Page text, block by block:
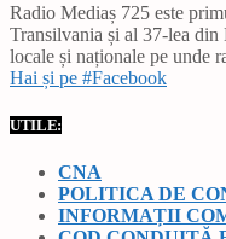
Radio Mediaș 725 este
Transilvania și al 37-lea
locale și naționale pe unde
Hai și pe #Facebook
UTILE:
CNA
POLITICA DE
INFORMAȚII